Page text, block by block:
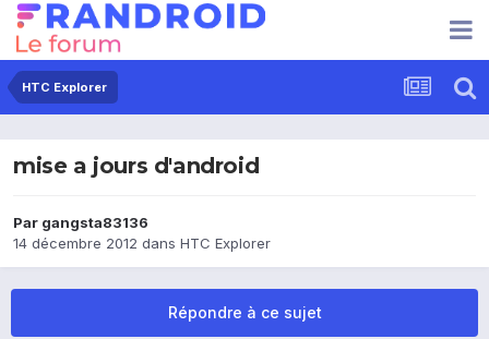
HTC Explorer
mise a jours d'android
Par gangsta83136
14 décembre 2012 dans HTC Explorer
Répondre à ce sujet